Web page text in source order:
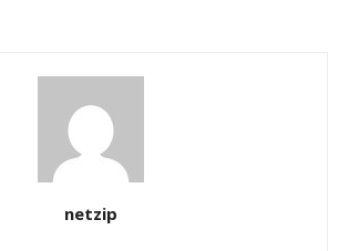
netzip